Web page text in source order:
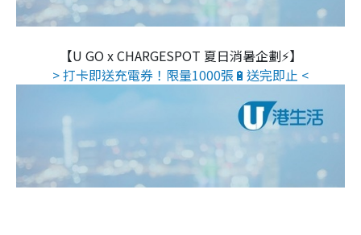
【U GO x CHARGESPOT 夏日消暑企劃⚡】
> 打卡即送充電券！限量1000張🔋送完即止 <